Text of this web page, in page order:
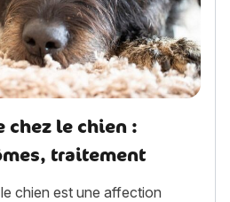
chez le chien :
traitement
chien est une affection